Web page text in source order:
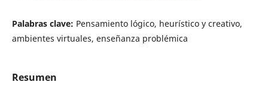
Palabras clave: Pensamiento lógico, heurístico y creativo,
ambientes virtuales, enseñanza problémica
Resumen